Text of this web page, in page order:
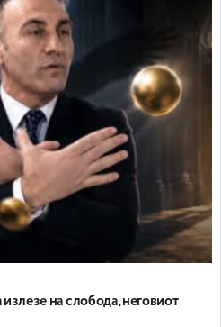
на слобода, неговиот